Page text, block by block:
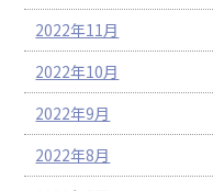
2022年11月
2022年10月
2022年9月
2022年8月